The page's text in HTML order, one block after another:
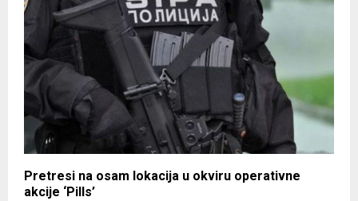
Pretresi na osam lokacija u okviru operativne
akcije ‘Pills’